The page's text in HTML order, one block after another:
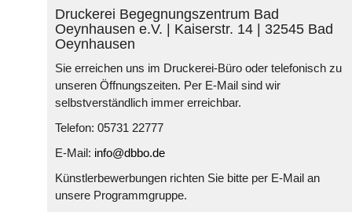
Druckerei Begegnungszentrum Bad
Oeynhausen e.V. | Kaiserstr. 14 | 32545 Bad
Oeynhausen
Sie erreichen uns im Druckerei-Büro oder telefonisch zu
unseren Öffnungszeiten. Per E-Mail sind wir
selbstverständlich immer erreichbar.
Telefon: 05731 22777
E-Mail: info@dbbo.de
Künstlerbewerbungen richten Sie bitte per E-Mail an
unsere Programmgruppe.